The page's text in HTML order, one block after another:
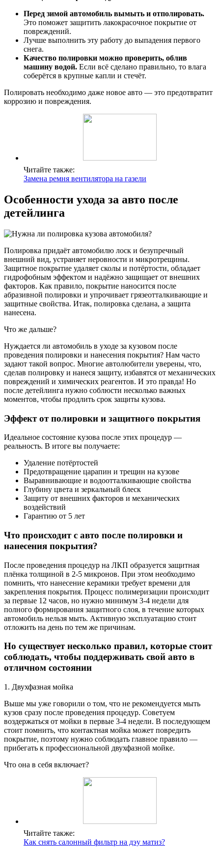
Перед зимой автомобиль вымыть и отполировать.
Это поможет защитить лакокрасочное покрытие от
повреждений.
Лучше выполнить эту работу до выпадения первого
снега.
Качество полировки можно проверить, облив
машину водой. Если всё сделано правильно, то влага
соберётся в крупные капли и стечёт.
Полировать необходимо даже новое авто — это предотвратит
коррозию и повреждения.
Читайте также:
Замена ремня вентилятора на газели
Особенности ухода за авто после
детейлинга
Полировка придаёт автомобилю лоск и безупречный
внешний вид, устраняет неровности и микротрещины.
Защитное покрытие удаляет сколы и потёртости, обладает
гидрофобным эффектом и надёжно защищает от внешних
факторов. Как правило, покрытие наносится после
абразивной полировки и упрочивает грязеотталкивающие и
защитные свойства. Итак, полировка сделана, а защита
нанесена.
Что же дальше?
Нуждается ли автомобиль в уходе за кузовом после
проведения полировки и нанесения покрытия? Нам часто
задают такой вопрос. Многие автолюбители уверены, что,
сделав полировку и нанеся защиту, избавятся от механических
повреждений и химических реагентов. И это правда! Но
после детейлинга нужно соблюсти несколько важных
моментов, чтобы продлить срок защиты кузова.
Эффект от полировки и защитного покрытия
Идеальное состояние кузова после этих процедур —
реальность. В итоге вы получаете:
Удаление потёртостей
Предотвращение царапин и трещин на кузове
Выравнивающие и водоотталкивающие свойства
Глубину цвета и зеркальный блеск
Защиту от внешних факторов и механических
воздействий
Гарантию от 5 лет
Что происходит с авто после полировки и
нанесения покрытия?
После проведения процедур на ЛКП образуется защитная
плёнка толщиной в 2-5 микронов. При этом необходимо
помнить, что нанесение керамики требует времени для
закрепления покрытия. Процесс полимеризации происходит
за первые 12 часов, но нужно минимум 3-4 недели для
полного формирования защитного слоя, в течение которых
автомобиль нельзя мыть. Активную эксплуатацию стоит
отложить на день по тем же причинам.
Но существует несколько правил, которые стоит
соблюдать, чтобы поддерживать свой авто в
отличном состоянии
1. Двухфазная мойка
Выше мы уже говорили о том, что не рекомендуется мыть
кузов сразу после проведения процедур. Советуем
воздержаться от мойки в первые 3-4 недели. В последующем
стоит помнить, что контактная мойка может повредить
покрытие, поэтому нужно соблюдать главное правило —
прибегать к профессиональной двухфазной мойке.
Что она в себя включает?
Читайте также:
Как снять салонный фильтр на дэу матиз?